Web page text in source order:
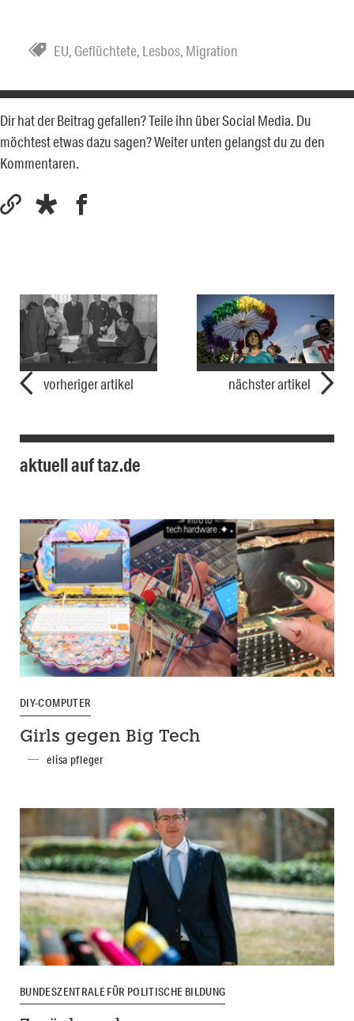
EU, Geflüchtete, Lesbos, Migration
Dir hat der Beitrag gefallen? Teile ihn über Social Media. Du
möchtest etwas dazu sagen? Weiter unten gelangst du zu den
Kommentaren.
vorheriger artikel nächster artikel
aktuell auf taz.de
DIY-COMPUTER
Girls gegen Big Tech
elisa pfleger
BUNDESZENTRALE FÜR POLITISCHE BILDUNG